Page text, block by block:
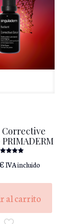
Corrective
con
IVA incluido
al carrito